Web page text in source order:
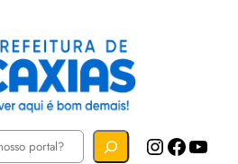
Instagram Facebook YouTube